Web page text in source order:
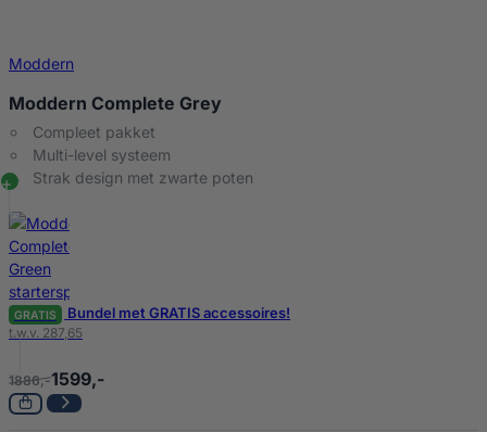
Moddern
Moddern Complete Grey
Compleet pakket
Multi-level systeem
Strak design met zwarte poten
GRATIS Bundel met GRATIS accessoires!
t.w.v. 287,65
1886,-1599,-